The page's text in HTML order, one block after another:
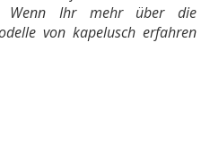
Wenn Ihr mehr über die
von kapelusch erfahren